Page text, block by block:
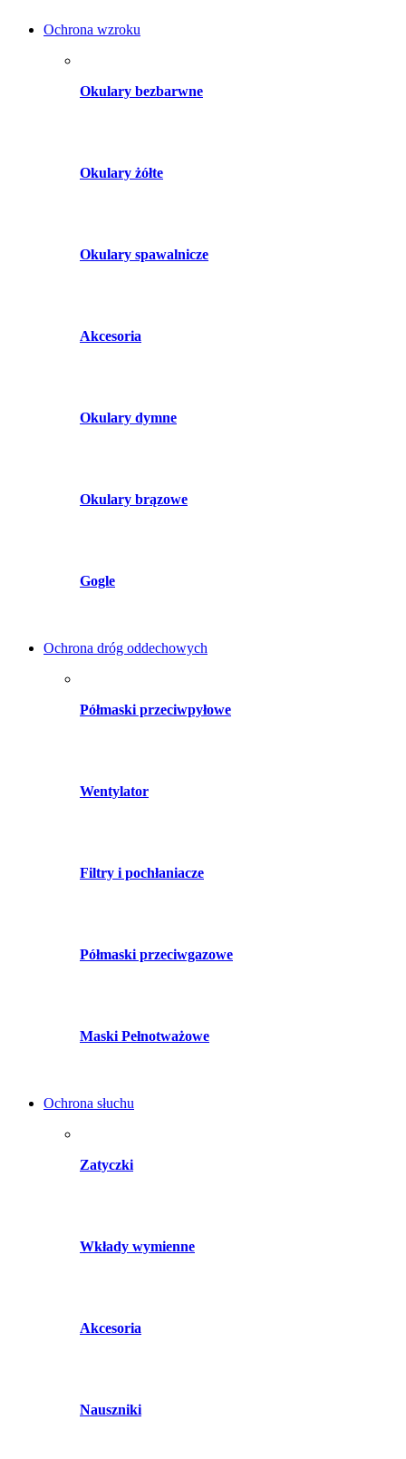
Ochrona wzroku
Okulary bezbarwne
Okulary żółte
Okulary spawalnicze
Akcesoria
Okulary dymne
Okulary brązowe
Gogle
Ochrona dróg oddechowych
Półmaski przeciwpyłowe
Wentylator
Filtry i pochłaniacze
Półmaski przeciwgazowe
Maski Pełnotważowe
Ochrona słuchu
Zatyczki
Wkłady wymienne
Akcesoria
Nauszniki